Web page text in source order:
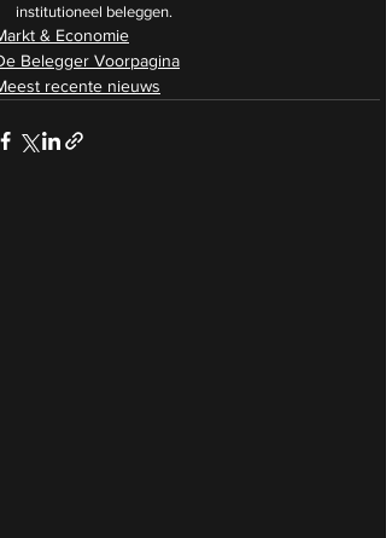
institutioneel beleggen.
& Economie
Belegger Voorpagina
recente nieuws